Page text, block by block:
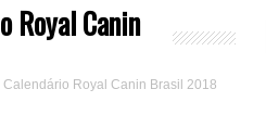
Royal Canin
Royal Canin Brasil 2018